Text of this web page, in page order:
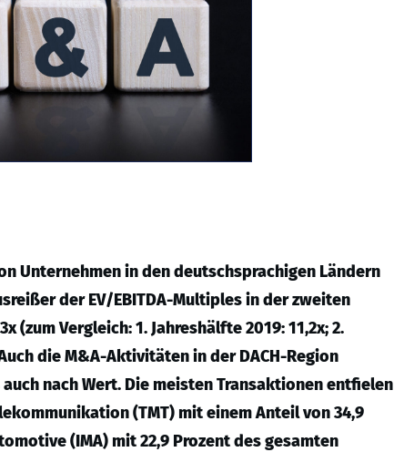
Unternehmen in den deutschsprachigen Ländern
der EV/EBITDA-Multiples in der zweiten
(zum Vergleich: 1. Jahreshälfte 2019: 11,2x; 2.
die M&A-Aktivitäten in der DACH-Region
nach Wert. Die meisten Transaktionen entfielen
(TMT) mit einem Anteil von 34,9
(IMA) mit 22,9 Prozent des gesamten